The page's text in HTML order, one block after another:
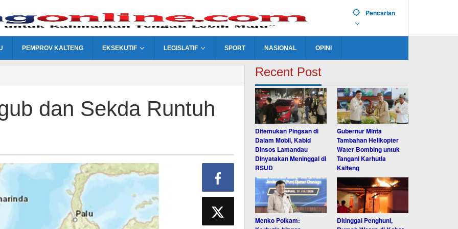
Pencarian
PEMPROV KALTENG EKSEKUTIF LEGISLATIF SPORT NASIONAL OPINI
dan Sekda Runtuh
Recent Post
Ditemukan Pingsan di
Dalam Mobil, Kabid
Dinsos Lamandau
Dinyatakan Meninggal di
RSUD
Gubernur Minta
Tambahan Helikopter
Water Bombing untuk
Tangani Karhutla
Kalteng
Menko Polkam:
Ditinggal Penghuni,